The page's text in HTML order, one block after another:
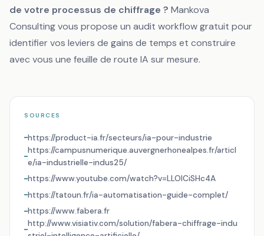
de votre processus de chiffrage ? Mankova
Consulting vous propose un audit workflow gratuit pour
identifier vos leviers de gains de temps et construire
avec vous une feuille de route IA sur mesure.
SOURCES
https://product-ia.fr/secteurs/ia-pour-industrie
https://campusnumerique.auvergnerhonealpes.fr/articl
e/ia-industrielle-indus25/
https://www.youtube.com/watch?v=LLOICiSHc4A
https://tatoun.fr/ia-automatisation-guide-complet/
https://www.fabera.fr
http://www.visiativ.com/solution/fabera-chiffrage-indu